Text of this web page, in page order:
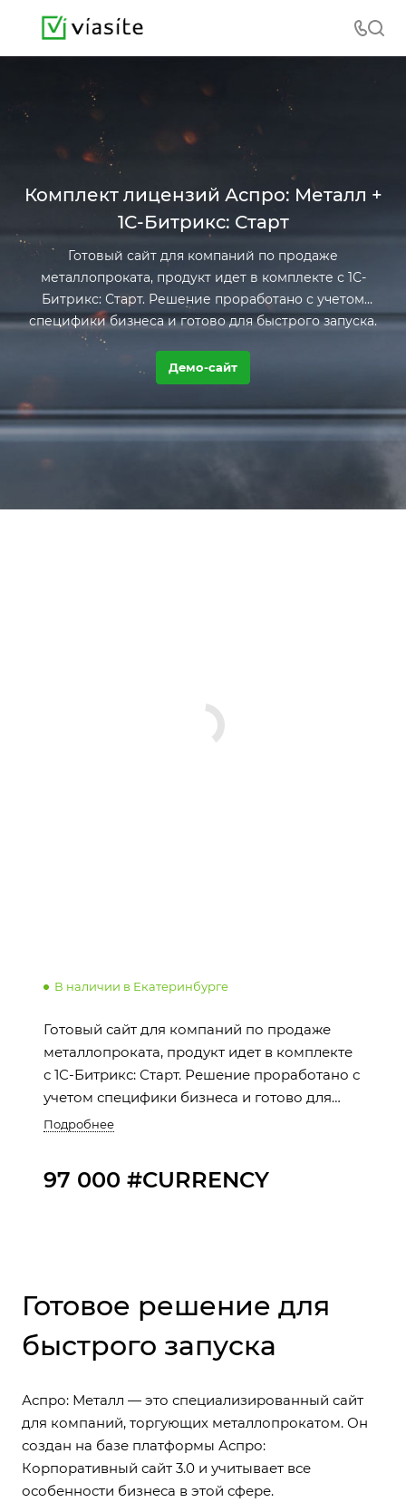
Комплект лицензий Аспро: Металл +
1С-Битрикс: Старт
Готовый сайт для компаний по продаже
металлопроката, продукт идет в комплекте с 1С-
Битрикс: Старт. Решение проработано с учетом
специфики бизнеса и готово для быстрого запуска.
Демо-сайт
В наличии в Екатеринбурге
Готовый сайт для компаний по продаже
металлопроката, продукт идет в комплекте
с 1С-Битрикс: Старт. Решение проработано с
учетом специфики бизнеса и готово для
быстрого запуска.
Подробнее
97 000 #CURRENCY
Готовое решение для
быстрого запуска
Аспро: Металл — это специализированный сайт
для компаний, торгующих металлопрокатом. Он
создан на базе платформы Аспро:
Корпоративный сайт 3.0 и учитывает все
особенности бизнеса в этой сфере.